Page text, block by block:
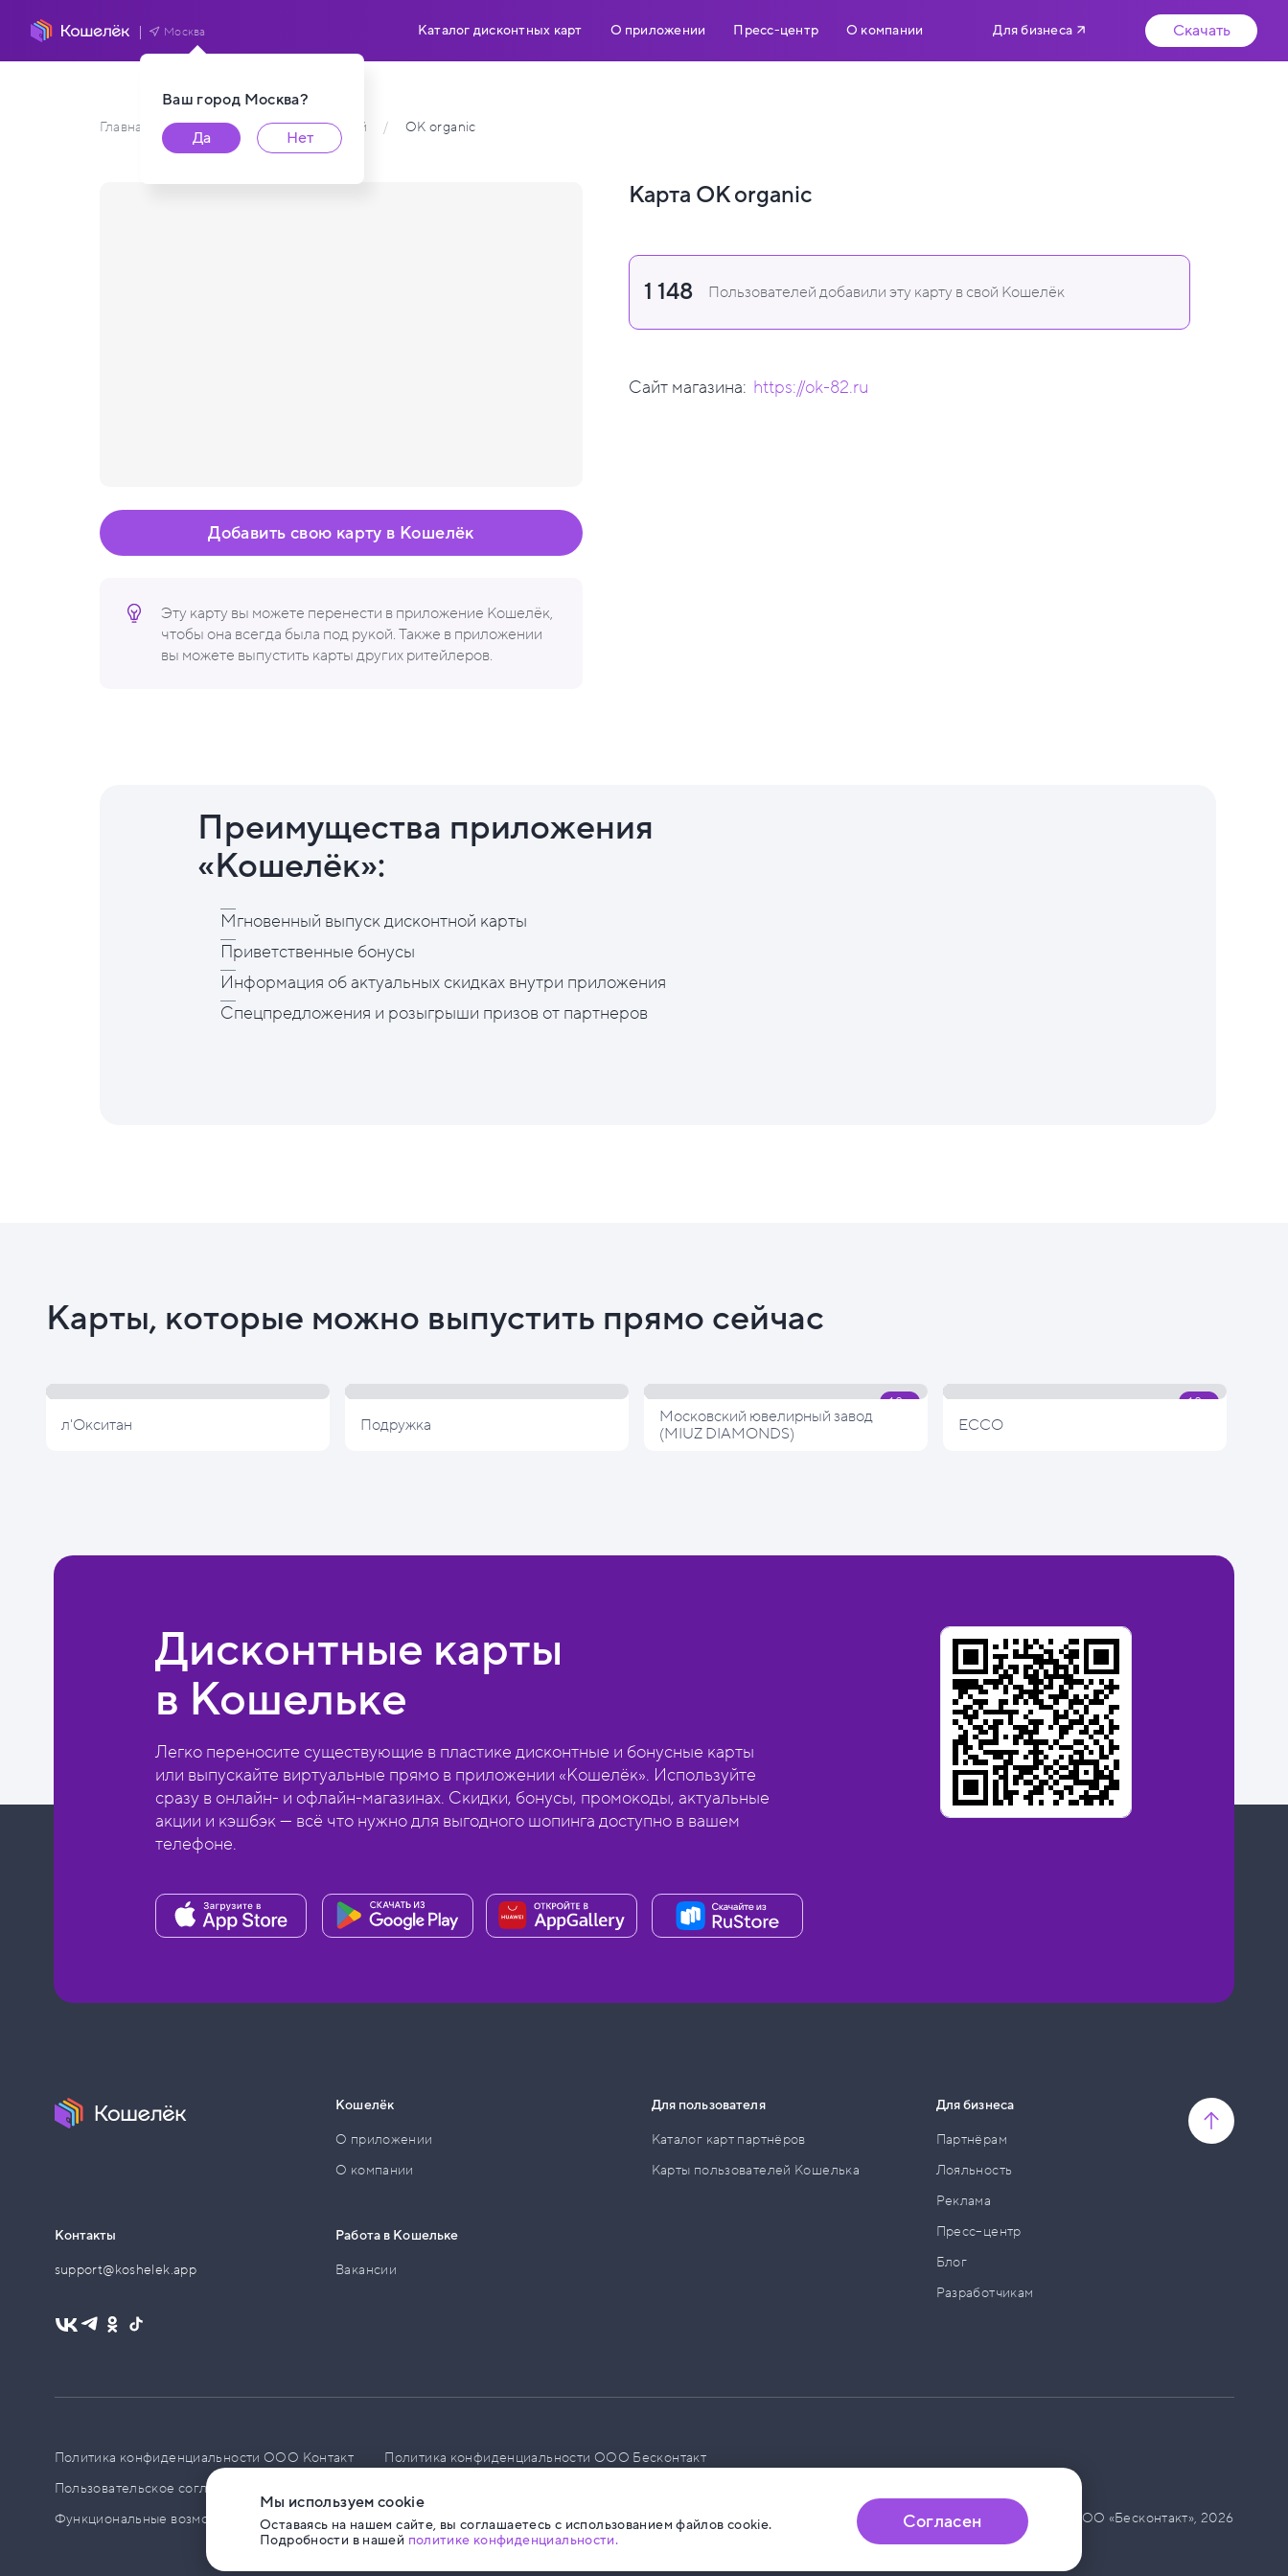
Ваш город Москва?
Да
Нет
Москва Каталог дисконтных карт О приложении Пресс-центр О компании Для бизнеса Скачать
Главная / Каталог карт пользователей / ОК organic
Эту карту вы можете перенести в приложение Кошелёк,
чтобы она всегда была под рукой. Также в приложении
вы можете выпустить карты других ритейлеров.
Добавить свою карту в Кошелёк
Карта ОК organic
1 148 Пользователей добавили эту карту в свой Кошелёк
Сайт магазина: https://ok-82.ru
Преимущества приложения
«Кошелёк»:
Мгновенный выпуск дисконтной карты
Приветственные бонусы
Информация об актуальных скидках внутри приложения
Спецпредложения и розыгрыши призов от партнеров
Карты, которые можно выпустить прямо сейчас
л'Окситан Подружка
Московский ювелирный завод
(MIUZ DIAMONDS)
ECCO
Дисконтные карты
в Кошельке
Легко переносите существующие в пластике дисконтные и бонусные карты
или выпускайте виртуальные прямо в приложении «Кошелёк». Используйте
сразу в онлайн- и офлайн-магазинах. Скидки, бонусы, промокоды, актуальные
акции и кэшбэк — всё что нужно для выгодного шопинга доступно в вашем
телефоне.
Контакты
support@koshelek.app
Кошелёк
О приложении
О компании
Работа в Кошельке
Вакансии
Для пользователя
Каталог карт партнёров
Карты пользователей Кошелька
Для бизнеса
Партнёрам
Лояльность
Реклама
Пресс–центр
Блог
Разработчикам
Политика конфиденциальности ООО Контакт
Политика конфиденциальности ООО Бесконтакт
Пользовательское соглашение
Функциональные возможности ПО
© ООО «Бесконтакт», 2026
Мы используем cookie
Оставаясь на нашем сайте, вы соглашаетесь с использованием файлов cookie.
Подробности в нашей политике конфиденциальности.
Согласен